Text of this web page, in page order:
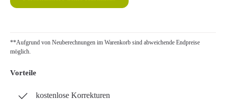
**Aufgrund von Neuberechnungen im Warenkorb sind abweichende Endpreise
möglich.
Vorteile
kostenlose Korrekturen